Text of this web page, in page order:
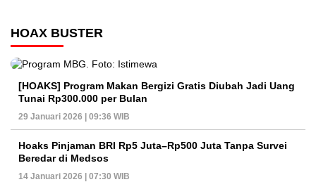
HOAX BUSTER
[HOAKS] Program Makan Bergizi Gratis Diubah Jadi Uang
Tunai Rp300.000 per Bulan
29 Januari 2026 | 09:36 WIB
Hoaks Pinjaman BRI Rp5 Juta–Rp500 Juta Tanpa Survei
Beredar di Medsos
14 Januari 2026 | 07:30 WIB